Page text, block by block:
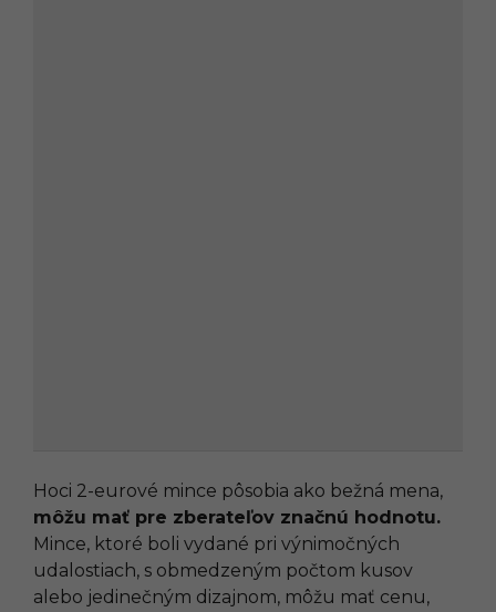
Hoci 2-eurové mince pôsobia ako bežná mena,
môžu mať pre zberateľov značnú hodnotu.
Mince, ktoré boli vydané pri výnimočných
udalostiach, s obmedzeným počtom kusov
alebo jedinečným dizajnom, môžu mať cenu,